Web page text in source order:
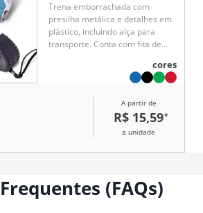
Trena emborrachada com
presilha metálica e detalhes em
plástico, incluindo alça para
transporte. Conta com fita de
de 5 metros, exibindo também
medidas em pés e polegadas.
segurança de fácil acionamento:
basta deslizar que a fita é
contida totalmente no ponto
cores
A partir de
R$ 15,59*
a unidade
(FAQs)